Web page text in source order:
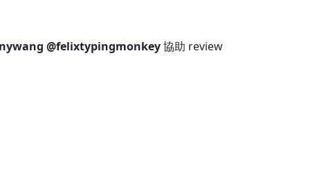
@felixtypingmonkey協助 review